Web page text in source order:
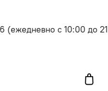
с 10:00 до